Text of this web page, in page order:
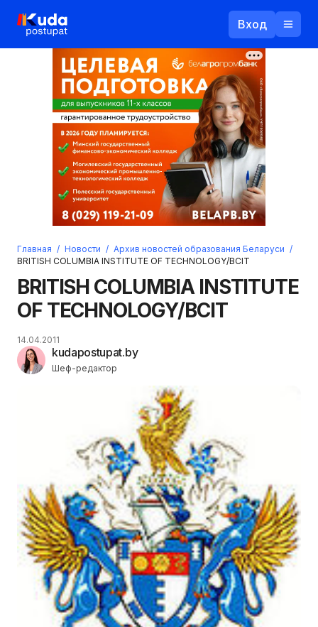
Вход
Логин
Пароль
Войти
Регистрация
Назад
Ваш email
Прислать пароль
Главная / Новости / Архив новостей образования Беларуси /
BRITISH COLUMBIA INSTITUTE OF TECHNOLOGY/BCIT
BRITISH COLUMBIA INSTITUTE
OF TECHNOLOGY/BCIT
kudapostupat.by
Шеф-редактор
14.04.2011